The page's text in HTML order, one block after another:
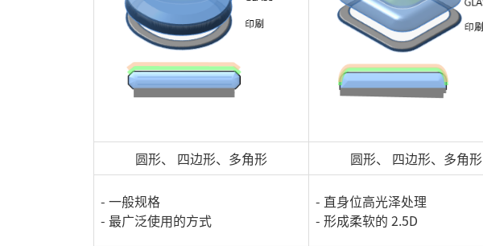
圆形、 四边形、多角形 圆形、 四边形、多角形
- 一般规格
- 最广泛使用的方式
- 直身位高光泽处理
- 形成柔软的 2.5D